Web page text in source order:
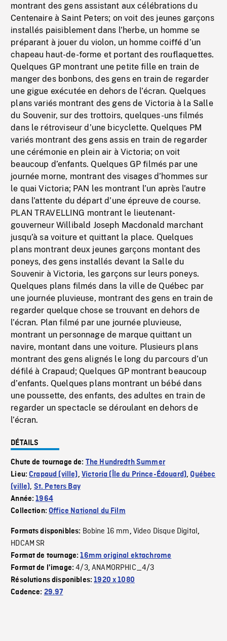
montrant des gens assistant aux célébrations du
Centenaire à Saint Peters; on voit des jeunes garçons
installés paisiblement dans l’herbe, un homme se
préparant à jouer du violon, un homme coiffé d’un
chapeau haut-de-forme et portant des rouflaquettes.
Quelques GP montrant une petite fille en train de
manger des bonbons, des gens en train de regarder
une gigue exécutée en dehors de l’écran. Quelques
plans variés montrant des gens de Victoria à la Salle
du Souvenir, sur des trottoirs, quelques-uns filmés
dans le rétroviseur d’une bicyclette. Quelques PM
variés montrant des gens assis en train de regarder
une cérémonie en plein air à Victoria; on voit
beaucoup d’enfants. Quelques GP filmés par une
journée morne, montrant des visages d’hommes sur
le quai Victoria; PAN les montrant l’un après l’autre
dans l’attente du départ d’une épreuve de course.
PLAN TRAVELLING montrant le lieutenant-
gouverneur Willibald Joseph Macdonald marchant
jusqu’à sa voiture et quittant la place. Quelques
plans montrant deux jeunes garçons montant des
poneys, des gens installés devant la Salle du
Souvenir à Victoria, les garçons sur leurs poneys.
Quelques plans filmés dans la ville de Québec par
une journée pluvieuse, montrant des gens en train de
regarder quelque chose se trouvant en dehors de
l’écran. Plan filmé par une journée pluvieuse,
montrant un personnage de marque quittant un
navire, montant dans une voiture. Plusieurs plans
montrant des gens alignés le long du parcours d’un
défilé à Crapaud; Quelques GP montrant beaucoup
d’enfants. Quelques plans montrant un bébé dans
une poussette, des enfants, des adultes en train de
regarder un spectacle se déroulant en dehors de
l’écran.
DÉTAILS
Chute de tournage de: The Hundredth Summer
Lieu:Crapaud (ville), Victoria (Île du Prince-Édouard),Québec
(ville), St. Peters Bay
Année:1964
Collection:Office National du Film
Formats disponibles: Bobine 16 mm, Video Disque Digital,
HDCAM SR
Format de tournage:16mm original ektachrome
Format de l'image:4/3,ANAMORPHIC_4/3
Résolutions disponibles:1920 x 1080
Cadence: 29.97